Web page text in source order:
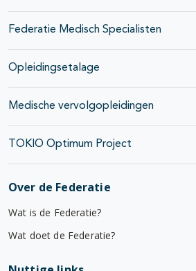
Federatie Medisch Specialisten
Opleidingsetalage
Medische vervolgopleidingen
TOKIO Optimum Project
Over de Federatie
Wat is de Federatie?
Wat doet de Federatie?